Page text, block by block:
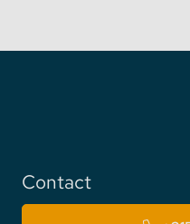
Contact